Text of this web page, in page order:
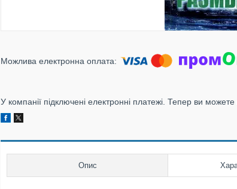
У компанії підключені електронні платежі. Тепер ви
Опис